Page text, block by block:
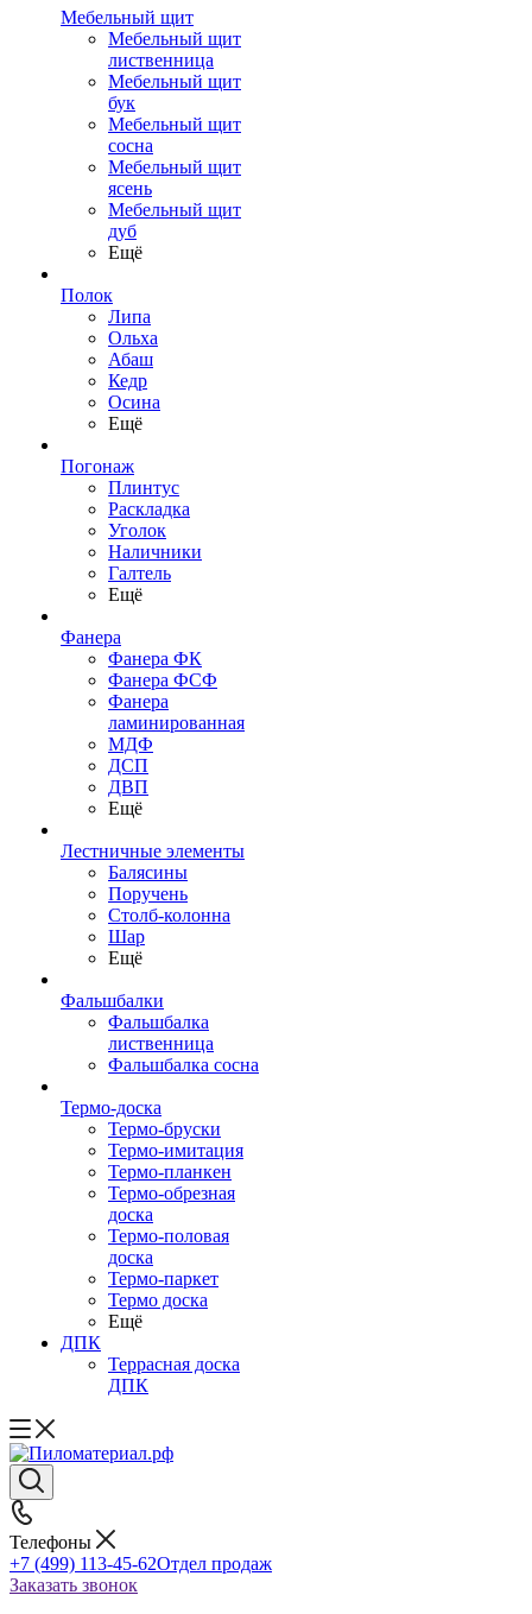
Мебельный щит
Мебельный щит
лиственница
Мебельный щит
бук
Мебельный щит
сосна
Мебельный щит
ясень
Мебельный щит
дуб
Ещё
Полок
Липа
Ольха
Абаш
Кедр
Осина
Ещё
Погонаж
Плинтус
Раскладка
Уголок
Наличники
Галтель
Ещё
Фанера
Фанера ФК
Фанера ФСФ
Фанера
ламинированная
МДФ
ДСП
ДВП
Ещё
Лестничные элементы
Балясины
Поручень
Столб-колонна
Шар
Ещё
Фальшбалки
Фальшбалка
лиственница
Фальшбалка сосна
Термо-доска
Термо-бруски
Термо-имитация
Термо-планкен
Термо-обрезная
доска
Термо-половая
доска
Термо-паркет
Термо доска
Ещё
ДПК
Террасная доска
ДПК
Телефоны
+7 (499) 113-45-62Отдел продаж
Заказать звонок